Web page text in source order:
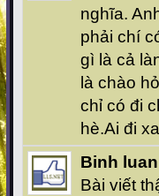
nghĩa.
phải chí
gì là cả
là chào
chỉ có đi
hè.Ai đi
Binh luan
Bài viết